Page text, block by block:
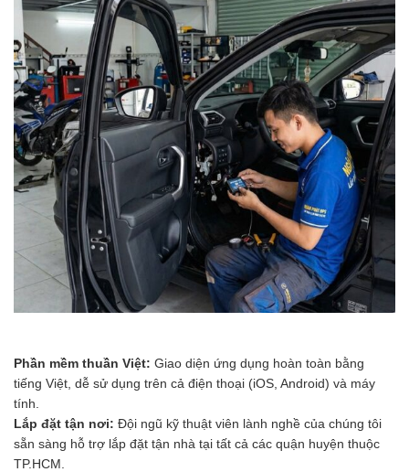
Phần mềm thuần Việt: Giao diện ứng dụng hoàn toàn bằng
tiếng Việt, dễ sử dụng trên cả điện thoại (iOS, Android) và máy
tính.
Lắp đặt tận nơi: Đội ngũ kỹ thuật viên lành nghề của chúng tôi
sẵn sàng hỗ trợ lắp đặt tận nhà tại tất cả các quận huyện thuộc
TP.HCM.